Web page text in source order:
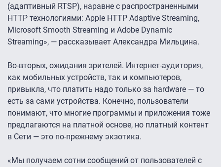
(адаптивный RTSP), наравне с распространенными
HTTP технологиями: Apple HTTP Adaptive Streaming,
Microsoft Smooth Streaming и Adobe Dynamic
Streaming», — рассказывает Александра Мильцина.
Во-вторых, ожидания зрителей. Интернет-аудитория,
как мобильных устройств, так и компьютеров,
привыкла, что платить надо только за hardware — то
есть за сами устройства. Конечно, пользователи
понимают, что многие программы и приложения тоже
предлагаются на платной основе, но платный контент
в Сети — это по-прежнему экзотика.
«Мы получаем сотни сообщений от пользователей с